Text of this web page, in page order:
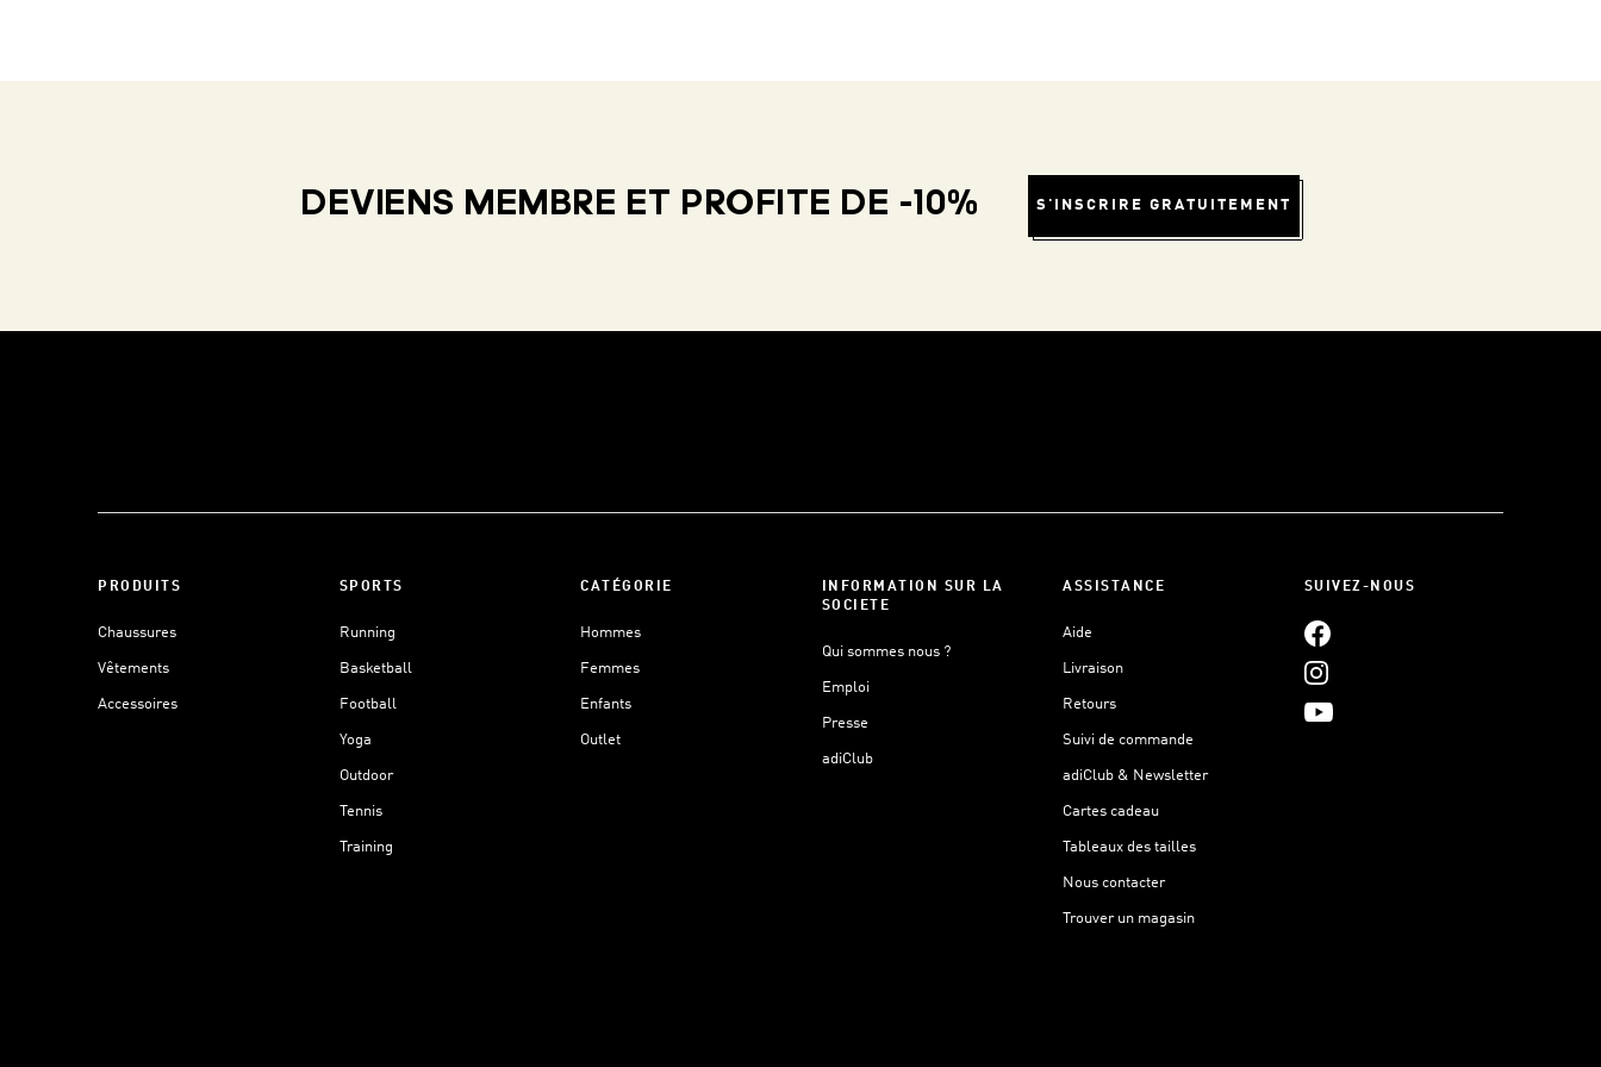
DEVIENS MEMBRE ET PROFITE DE -10% S'INSCRIRE GRATUITEMENT
PRODUITS
Chaussures
Vêtements
Accessoires
SPORTS
Running
Basketball
Football
Yoga
Outdoor
Tennis
Training
CATÉGORIE
Hommes
Femmes
Enfants
Outlet
INFORMATION SUR LA
SOCIETE
Qui sommes nous ?
Emploi
Presse
adiClub
ASSISTANCE
Aide
Livraison
Retours
Suivi de commande
adiClub & Newsletter
Cartes cadeau
Tableaux des tailles
Nous contacter
Trouver un magasin
SUIVEZ-NOUS